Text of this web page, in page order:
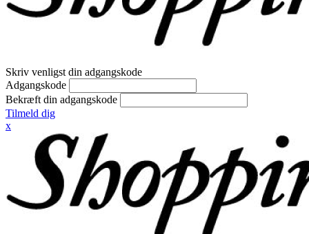
Skriv venligst din adgangskode
Adgangskode
Bekræft din adgangskode
Tilmeld dig
x